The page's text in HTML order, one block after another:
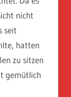
nicht
seit
hatten
zu sitzen
gemütlich